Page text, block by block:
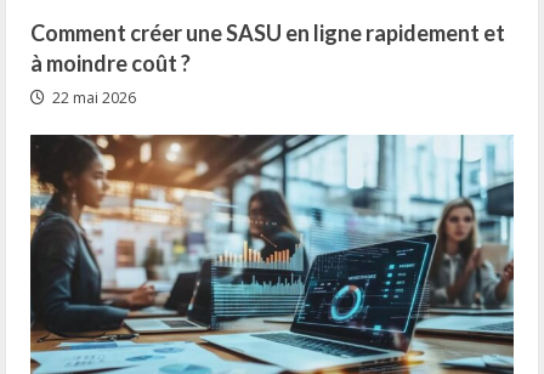
Comment créer une SASU en ligne rapidement et
à moindre coût ?
22 mai 2026